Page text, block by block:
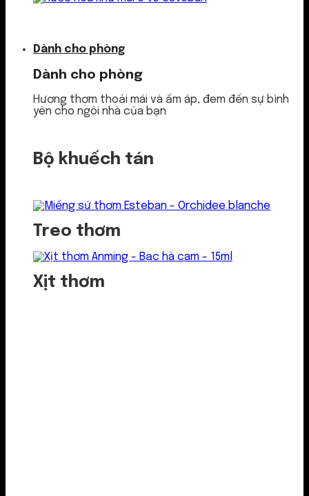
Dành cho phòng
Dành cho phòng
Hương thơm thoải mái và ấm áp, đem đến sự bình
yên cho ngôi nhà của bạn
Bộ khuếch tán
Treo thơm
Xịt thơm